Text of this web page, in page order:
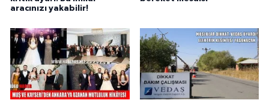
aracınızı yakabilir!